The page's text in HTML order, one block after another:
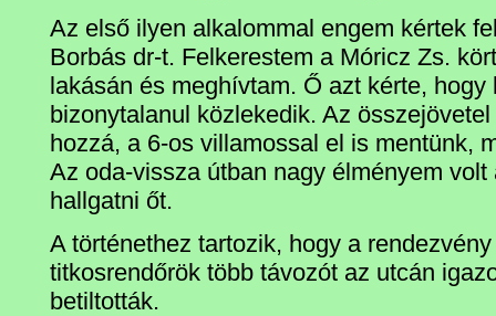
Az első ilyen alkalommal engem kértek
Borbás dr-t. Felkerestem a Móricz Zs.
lakásán és meghívtam. Ő azt kérte,
bizonytalanul közlekedik. Az
hozzá, a 6-os villamossal el is mentünk,
Az oda-vissza útban nagy élményem volt
hallgatni őt.
A történethez tartozik, hogy a
titkosrendőrök több távozót az utcán
betiltották.